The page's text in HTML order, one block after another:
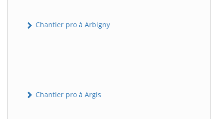
Chantier pro à Arbigny
Chantier pro à Argis